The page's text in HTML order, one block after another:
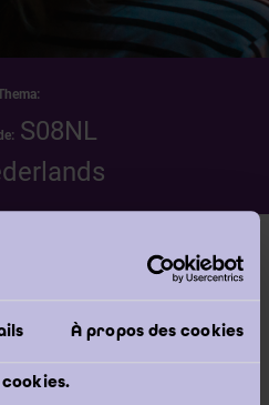
À propos des cookies
S08NL
(Moortelstraat 8,